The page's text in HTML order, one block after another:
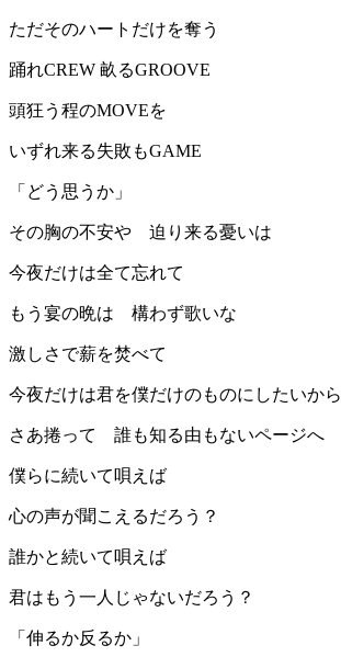
ただそのハートだけを奪う
踊れCREW 畝るGROOVE
頭狂う程のMOVEを
いずれ来る失敗もGAME
「どう思うか」
その胸の不安や 迫り来る憂いは
今夜だけは全て忘れて
もう宴の晩は 構わず歌いな
激しさで薪を焚べて
今夜だけは君を僕だけのものにしたいから
さあ捲って 誰も知る由もないページへ
僕らに続いて唄えば
心の声が聞こえるだろう？
誰かと続いて唄えば
君はもう一人じゃないだろう？
「伸るか反るか」